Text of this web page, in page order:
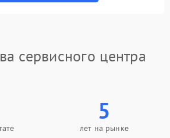
сервисного центра
5
лет на рынке